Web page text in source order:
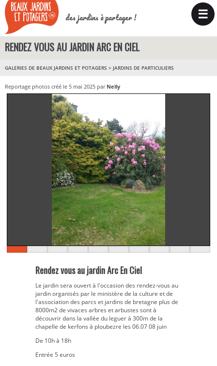
des jardins à partager ! ☰
RENDEZ VOUS AU JARDIN ARC EN CIEL
GALERIES DE BEAUX JARDINS ET POTAGERS > JARDINS DE PARTICULIERS
Reportage photos créé le 5 mai 2025 par Nelly
Rendez vous au jardin Arc En Ciel
Le jardin sera ouvert à l'occasion des rendez-vous au
jardin organisés par le ministère de la culture et de
l'association des parcs et jardins de bretagne plus de
8000m2 de vivaces arbres et arbustes sont à
découvrir dans la vallée du leguer à 300m de la
chapelle de kerfons à ploubezre les 06.07 08 juin
De 10h à 18h
Entrée 5 euros